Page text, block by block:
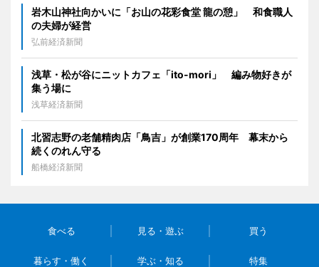
岩木山神社向かいに「お山の花彩食堂 龍の憩」 和食職人
の夫婦が経営
弘前経済新聞
浅草・松が谷にニットカフェ「ito-mori」 編み物好きが
集う場に
浅草経済新聞
北習志野の老舗精肉店「鳥吉」が創業170周年 幕末から
続くのれん守る
船橋経済新聞
食べる 見る・遊ぶ 買う
暮らす・働く 学ぶ・知る 特集